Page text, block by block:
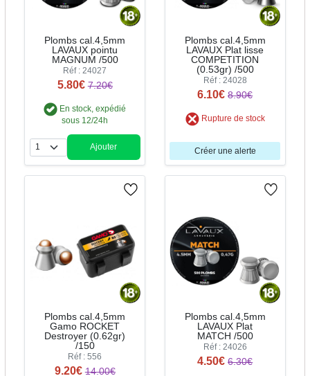
Plombs cal.4,5mm
LAVAUX pointu
MAGNUM /500
Réf : 24027
5.80€ 7.20€
En stock, expédié
sous 12/24h
Quantité
Ajouter
Plombs cal.4,5mm
LAVAUX Plat lisse
COMPETITION
(0.53gr) /500
Réf : 24028
6.10€ 8.90€
Rupture de stock
Créer une alerte
Plombs cal.4,5mm
Gamo ROCKET
Destroyer (0.62gr)
/150
Réf : 556
9.20€ 14.00€
Plombs cal.4,5mm
LAVAUX Plat
MATCH /500
Réf : 24026
4.50€ 6.30€